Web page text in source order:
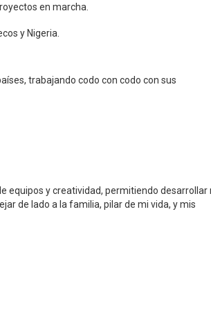
en marcha.
y Nigeria.
trabajando codo con codo con sus
equipos y creatividad, permitiendo desarrollar
de lado a la familia, pilar de mi vida, y mis